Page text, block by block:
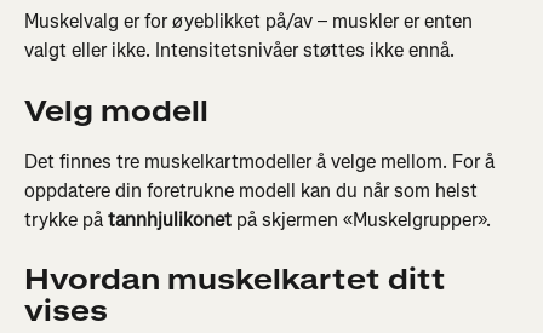
Muskelvalg er for øyeblikket på/av – muskler er enten
valgt eller ikke. Intensitetsnivåer støttes ikke ennå.
Velg modell
Det finnes tre muskelkartmodeller å velge mellom. For å
oppdatere din foretrukne modell kan du når som helst
trykke på tannhjulikonet på skjermen «Muskelgrupper».
Hvordan muskelkartet ditt
vises